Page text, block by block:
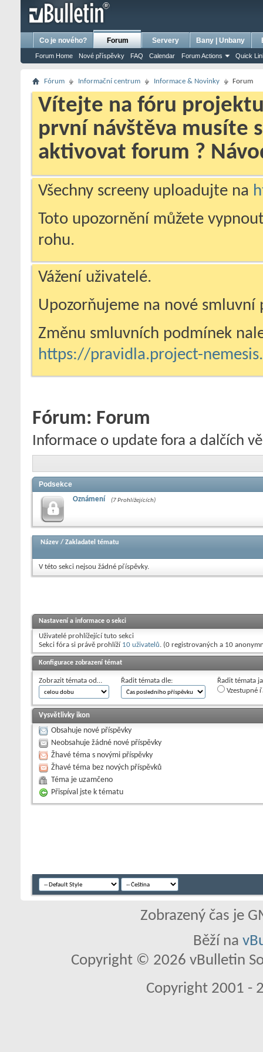
Co je nového? Forum
Forum Home Nové příspěvky FAQ Calendar Forum Actions Quick
Servery Bany | Unbany
Fórum Informační centrum Informace & Novinky Forum
Vítejte na fóru projektu
první návštěva musíte
aktivovat forum ?
Všechny screeny uploadujte na
Toto upozornění můžete
rohu.
Vážení uživatelé.
Upozorňujeme na nové smluvní
Změnu smluvních podmínek
https://pravidla.project-
Fórum: Forum
Informace o update fora a dalčích
Podsekce
Oznámení (7 Prohlížejících)
Název / Zakladatel tématu
V této sekci nejsou žádné příspěvky.
Nastavení a informace o sekci
Uživatelé prohlížející tuto sekci
Sekci fóra si právě prohlíží 10 uživatelů. (0 registrovaných a 10
Konfigurace zobrazení témat
Zobrazit témata od… Řadit témata dle:
Řadit témata
Vzestupné
Vysvětlivky ikon
Obsahuje nové příspěvky
Neobsahuje žádné nové příspěvky
Žhavé téma s novými příspěvky
Žhavé téma bez nových příspěvků
Téma je uzamčeno
Přispíval jste k tématu
Zobrazený čas je
Běží na
Copyright © 2026 vBulletin
Copyright 2001 -